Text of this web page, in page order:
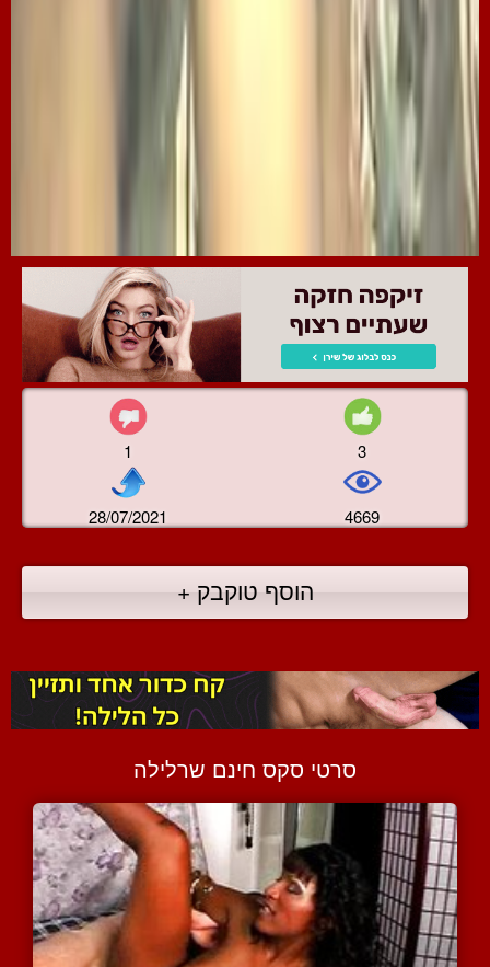
1 3
28/07/2021 4669
הוסף טוקבק +
סרטי סקס חינם שרלילה